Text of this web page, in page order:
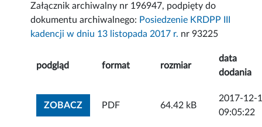
Załącznik archiwalny nr 196947, podpięty do
dokumentu archiwalnego: Posiedzenie KRDPP III
kadencji w dniu 13 listopada 2017 r. nr 93225
podgląd format rozmiar
data
dodania
ZOBACZZOBACZ ZAŁĄCZNIK
PDF 64.42 kB
2017-12-
09:05:22